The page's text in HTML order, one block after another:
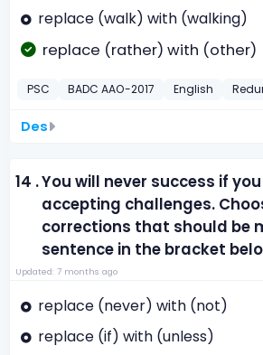
replace (walk) with (walking)
replace (rather) with (other)
PSC BADC AAO-2017 English
Des
14 .You will never success if
accepting challenges.
corrections that should be
sentence in the bracket
Updated: 7 months ago
replace (never) with (not)
replace (if) with (unless)